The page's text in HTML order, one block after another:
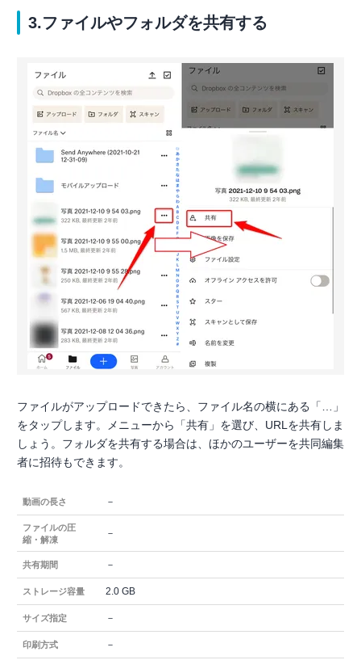
3.ファイルやフォルダを共有する
ファイルがアップロードできたら、ファイル名の横にある「…」
をタップします。メニューから「共有」を選び、URLを共有しま
しょう。フォルダを共有する場合は、ほかのユーザーを共同編集
者に招待もできます。
動画の長さ －
ファイルの圧
縮・解凍
－
共有期間 －
ストレージ容量 2.0 GB
サイズ指定 －
印刷方式 －